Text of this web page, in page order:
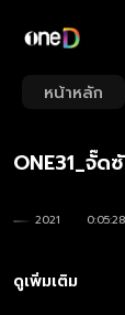
หน้าหลัก
ONE31_จั๊
2021
ดูเพิ่มเติม